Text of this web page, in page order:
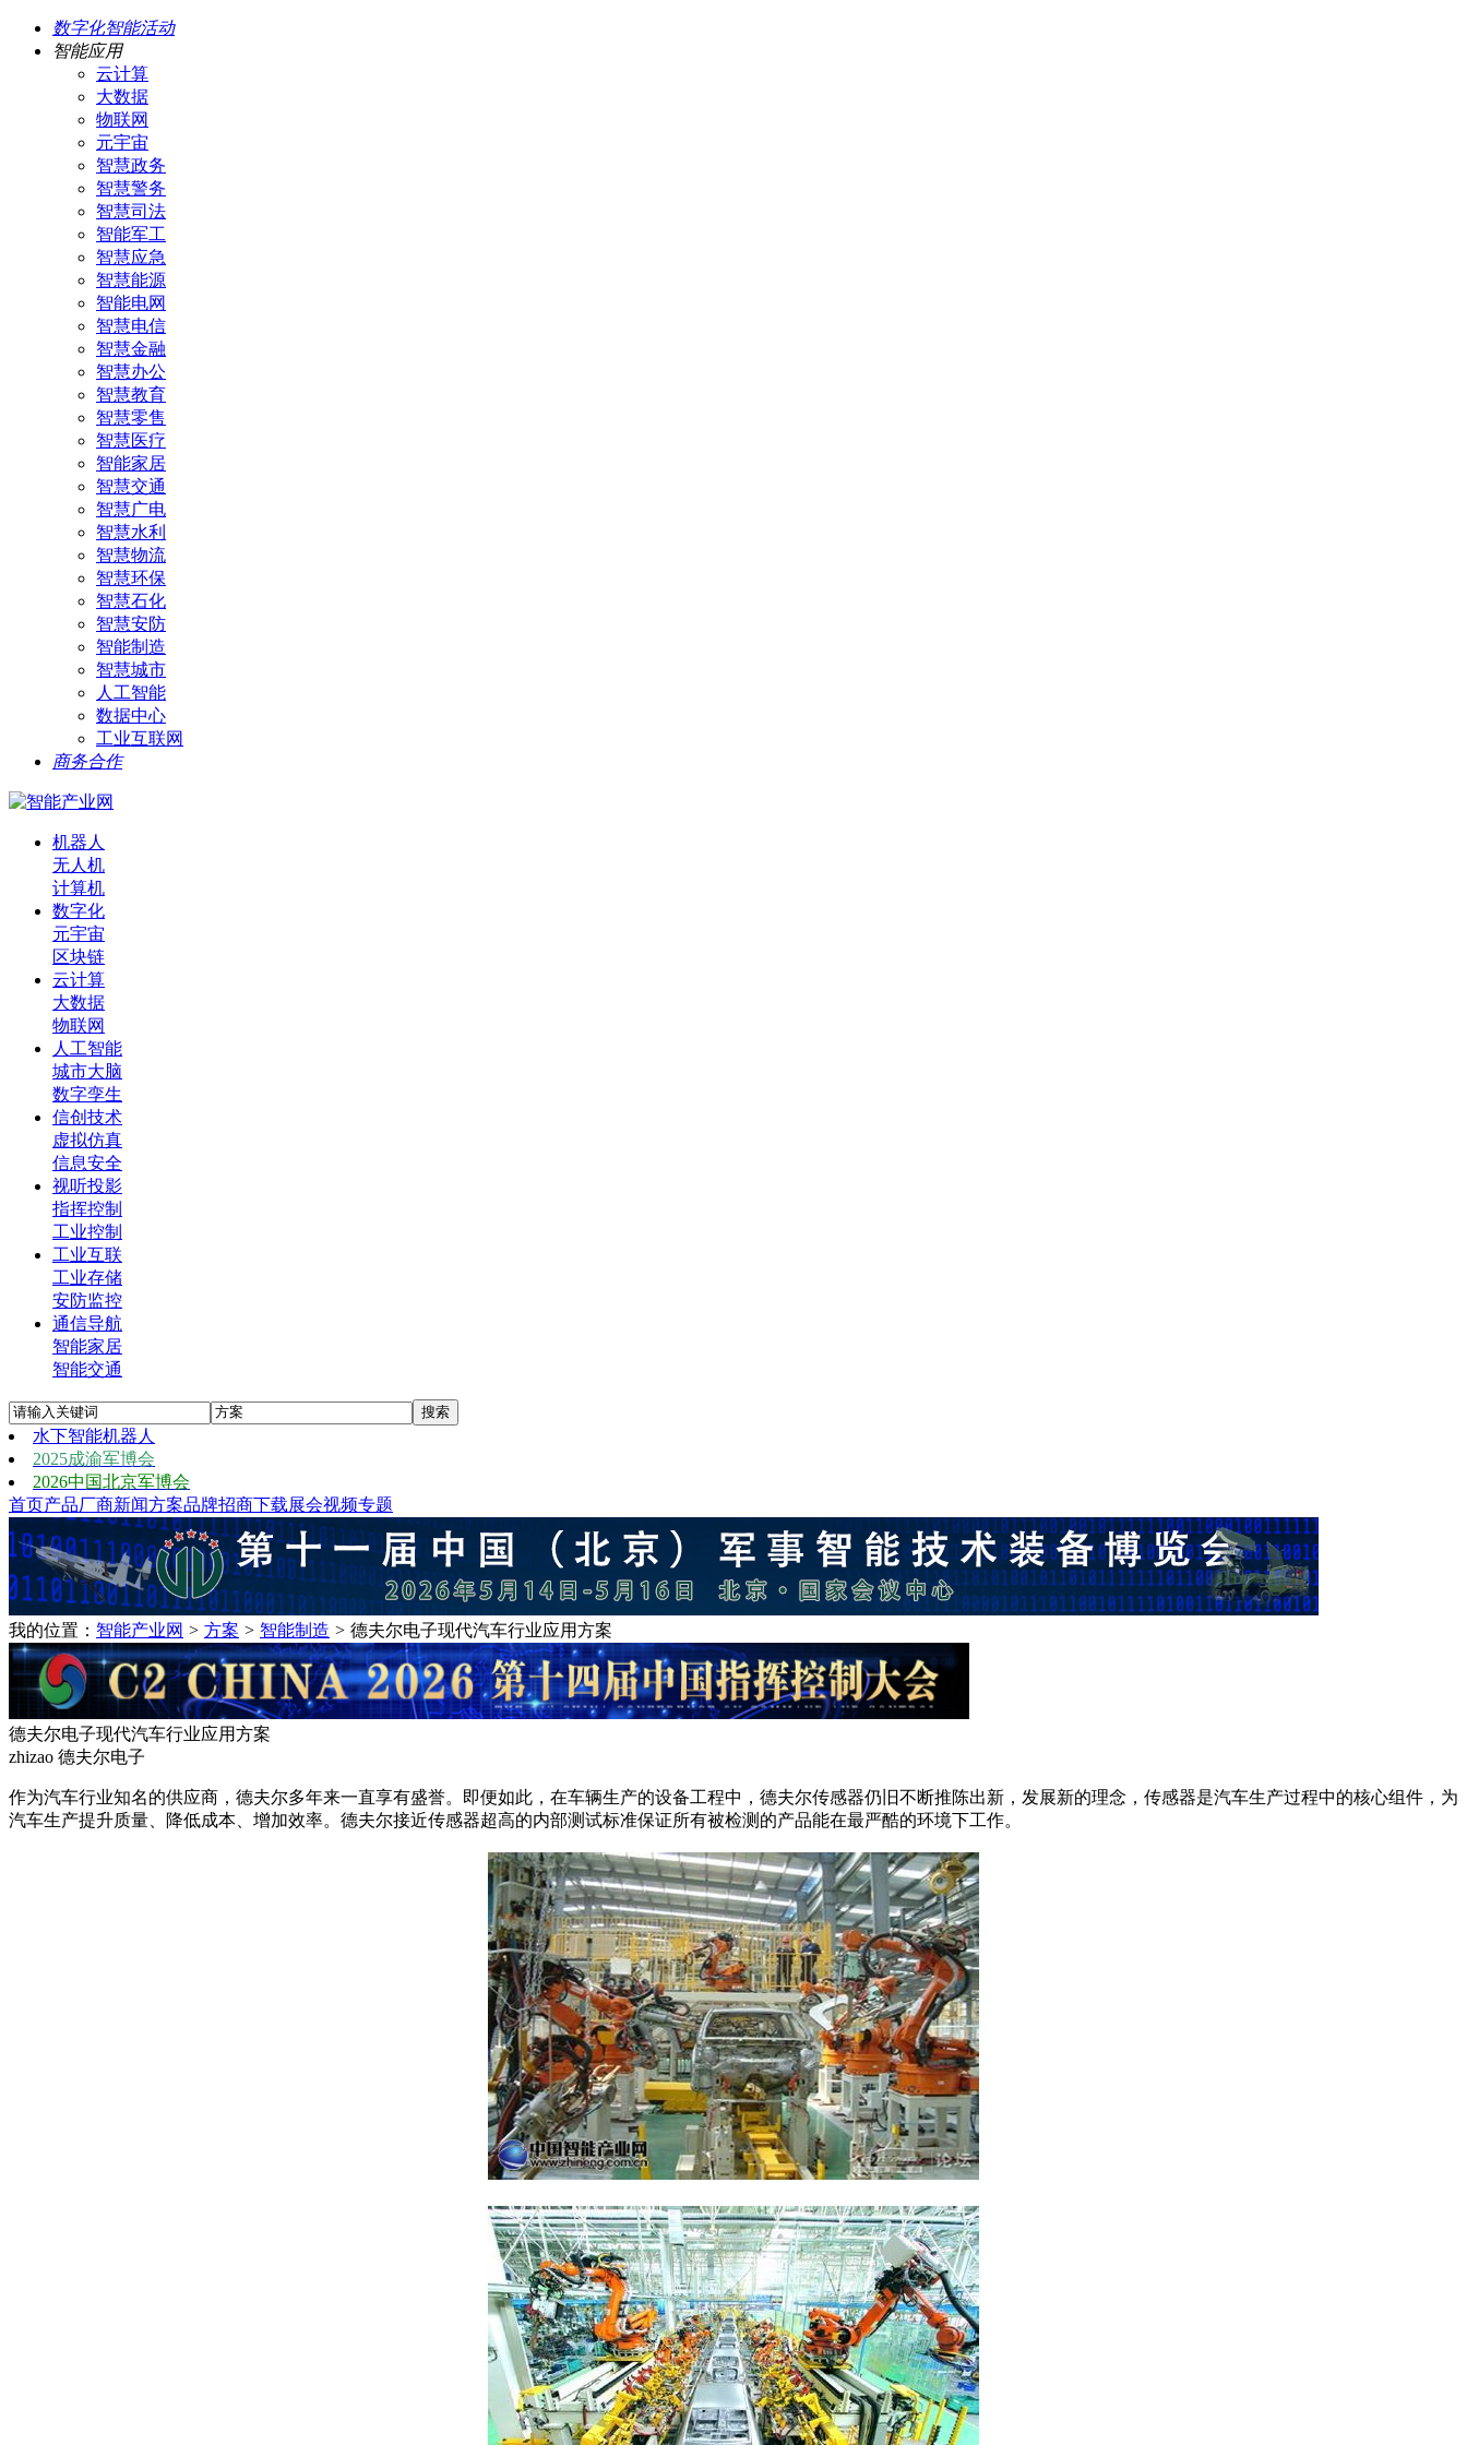
数字化智能活动
智能应用
云计算
大数据
物联网
元宇宙
智慧政务
智慧警务
智慧司法
智能军工
智慧应急
智慧能源
智能电网
智慧电信
智慧金融
智慧办公
智慧教育
智慧零售
智慧医疗
智能家居
智慧交通
智慧广电
智慧水利
智慧物流
智慧环保
智慧石化
智慧安防
智能制造
智慧城市
人工智能
数据中心
工业互联网
商务合作
机器人
无人机
计算机
数字化
元宇宙
区块链
云计算
大数据
物联网
人工智能
城市大脑
数字孪生
信创技术
虚拟仿真
信息安全
视听投影
指挥控制
工业控制
工业互联
工业存储
安防监控
通信导航
智能家居
智能交通
水下智能机器人
2025成渝军博会
2026中国北京军博会
首页产品厂商新闻方案品牌招商下载展会视频专题
我的位置： 智能产业网 > 方案 > 智能制造 > 德夫尔电子现代汽车行业应用方案
德夫尔电子现代汽车行业应用方案
zhizao 德夫尔电子
作为汽车行业知名的供应商，德夫尔多年来一直享有盛誉。即便如此，在车辆生产的设备工程中，德夫尔传感器仍旧不断推陈出新，发展新的理念，传感器是汽车生产过程中的核心组件，为
汽车生产提升质量、降低成本、增加效率。德夫尔接近传感器超高的内部测试标准保证所有被检测的产品能在最严酷的环境下工作。